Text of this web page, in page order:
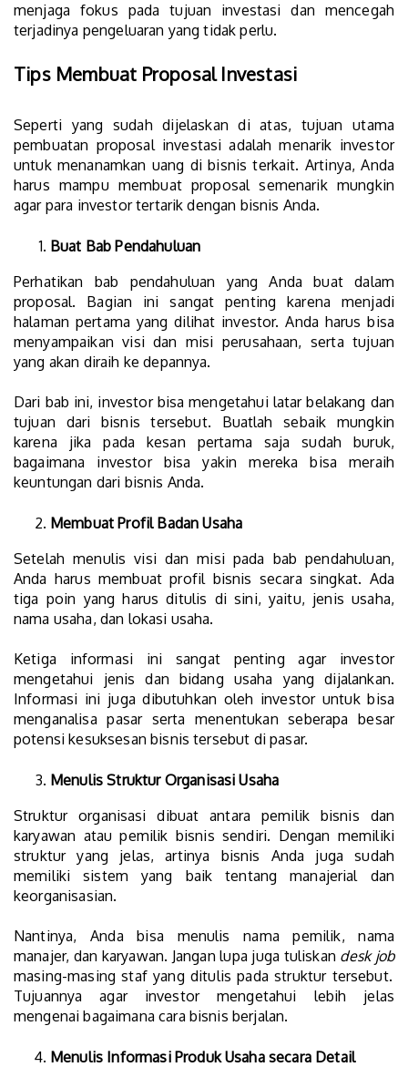
menjaga fokus pada tujuan investasi dan mencegah
terjadinya pengeluaran yang tidak perlu.
Tips Membuat Proposal Investasi
Seperti yang sudah dijelaskan di atas, tujuan utama
pembuatan proposal investasi adalah menarik investor
untuk menanamkan uang di bisnis terkait. Artinya, Anda
harus mampu membuat proposal semenarik mungkin
agar para investor tertarik dengan bisnis Anda.
Buat Bab Pendahuluan
Perhatikan bab pendahuluan yang Anda buat dalam
proposal. Bagian ini sangat penting karena menjadi
halaman pertama yang dilihat investor. Anda harus bisa
menyampaikan visi dan misi perusahaan, serta tujuan
yang akan diraih ke depannya.
Dari bab ini, investor bisa mengetahui latar belakang dan
tujuan dari bisnis tersebut. Buatlah sebaik mungkin
karena jika pada kesan pertama saja sudah buruk,
bagaimana investor bisa yakin mereka bisa meraih
keuntungan dari bisnis Anda.
Membuat Profil Badan Usaha
Setelah menulis visi dan misi pada bab pendahuluan,
Anda harus membuat profil bisnis secara singkat. Ada
tiga poin yang harus ditulis di sini, yaitu, jenis usaha,
nama usaha, dan lokasi usaha.
Ketiga informasi ini sangat penting agar investor
mengetahui jenis dan bidang usaha yang dijalankan.
Informasi ini juga dibutuhkan oleh investor untuk bisa
menganalisa pasar serta menentukan seberapa besar
potensi kesuksesan bisnis tersebut di pasar.
Menulis Struktur Organisasi Usaha
Struktur organisasi dibuat antara pemilik bisnis dan
karyawan atau pemilik bisnis sendiri. Dengan memiliki
struktur yang jelas, artinya bisnis Anda juga sudah
memiliki sistem yang baik tentang manajerial dan
keorganisasian.
Nantinya, Anda bisa menulis nama pemilik, nama
manajer, dan karyawan. Jangan lupa juga tuliskan desk job
masing-masing staf yang ditulis pada struktur tersebut.
Tujuannya agar investor mengetahui lebih jelas
mengenai bagaimana cara bisnis berjalan.
Menulis Informasi Produk Usaha secara Detail